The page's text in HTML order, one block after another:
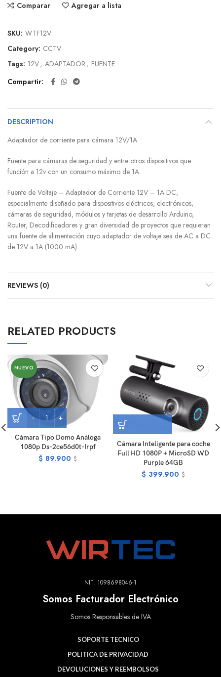
Comparar Agregar a lista
SKU: WTF12V
Category: CCTV
Tags: 12V, ADAPTADOR, FUENTE
Compartir
DESCRIPTION
Adaptador de corriente para cámara 12V/1A
Fuente para cámaras de seguridad y entre otros dispositivos que
función a 12v con un consumo máximo de 1A.
Fuente de Voltaje – Adaptador de Corriente 12V – 1A DC,
especialmente diseñado para dispositivos eléctricos, electrónicos,
cámaras de seguridad, módulos y tarjetas de desarrollo Arduino,
Router, Decodificadores y gran diversidad de proyectos que requieran
una fuente de alimentación cuyo adaptador de voltaje sea de AC a DC
de 12V a 1A (1000 mA).
REVIEWS (0)
RELATED PRODUCTS
NUEVO
Cámara Tipo Domo Análoga
1080p Ds-2ce56d0t-Irpf
$ 89.900 $
Cámara Inteligente para coche
Full HD 1080P + MicroSD WD
Purple 64GB
$ 399.900 $
NIT. 1098698046-1
Somos Facturador Electrónico
Somos Responsables de IVA
SOPORTE TECNICO
POLITICA DE PRIVACIDAD
DEVOLUCIONES Y REEMBOLSOS